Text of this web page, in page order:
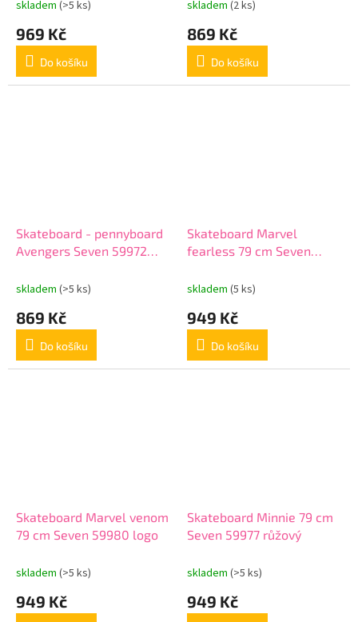
skladem (>5 ks)
969 Kč
Do košíku
skladem (2 ks)
869 Kč
Do košíku
Skateboard - pennyboard
Avengers Seven 59972
skladem (>5 ks)
869 Kč
Do košíku
Skateboard Marvel
fearless 79 cm Seven
skladem (5 ks)
949 Kč
Do košíku
Skateboard Marvel venom
79 cm Seven 59980 logo
skladem (>5 ks)
949 Kč
Skateboard Minnie 79 cm
Seven 59977 růžový
skladem (>5 ks)
949 Kč